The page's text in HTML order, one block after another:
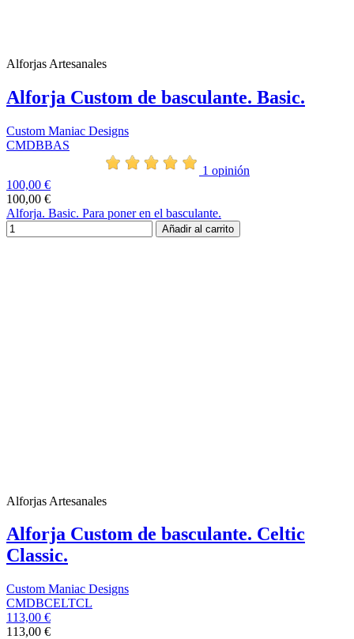
Alforjas Artesanales
Alforja Custom de basculante. Basic.
Custom Maniac Designs
CMDBBAS
1 opinión
100,00 €
100,00 €
Alforja. Basic. Para poner en el basculante.
Añadir al carrito
Alforjas Artesanales
Alforja Custom de basculante. Celtic
Classic.
Custom Maniac Designs
CMDBCELTCL
113,00 €
113,00 €